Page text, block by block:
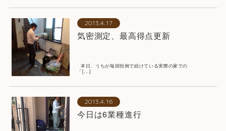
2013.4.17
気密測定、最高得点更新
本日、うちが毎回恒例で続けている実際の家での
「[...]
2013.4.16
今日は6業種進行